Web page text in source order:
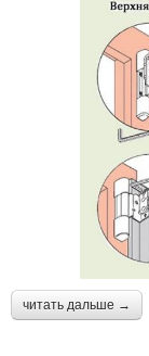
читать дальше →